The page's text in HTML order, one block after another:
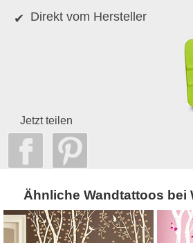
Direkt vom Hersteller
Jetzt teilen
Ähnliche Wandtattoos bei